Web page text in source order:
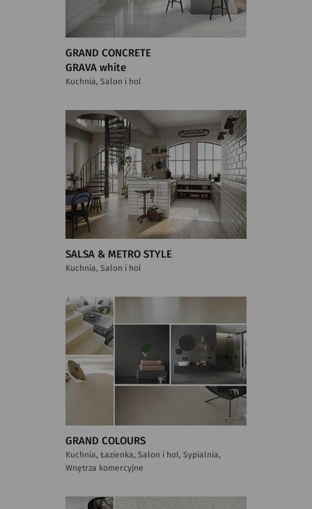
GRAND CONCRETE
GRAVA white
Kuchnia, Salon i hol
SALSA & METRO STYLE
Kuchnia, Salon i hol
GRAND COLOURS
Kuchnia, Łazienka, Salon i hol, Sypialnia,
Wnętrza komercyjne